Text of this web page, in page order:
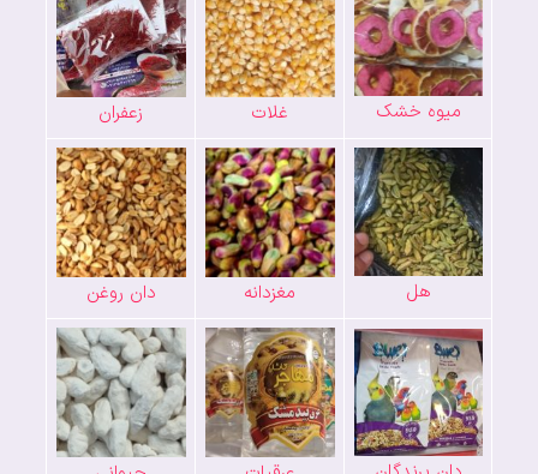
میوه خشک غلات زعفران
هل مغزدانه دان روغن